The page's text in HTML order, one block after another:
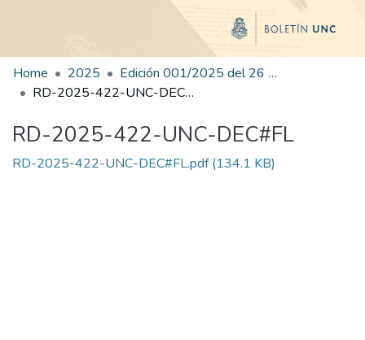
Home 2025
Edición 001/2025 del 26 de mayo de 2025
RD-2025-422-UNC-DEC#FL
RD-2025-422-UNC-DEC#FL
RD-2025-422-UNC-DEC#FL.pdf(134.1 KB)